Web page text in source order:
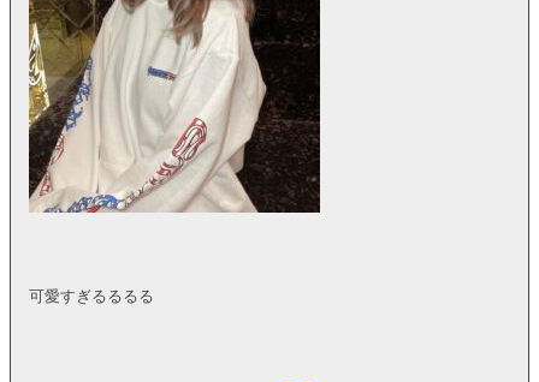
可愛すぎるるるる